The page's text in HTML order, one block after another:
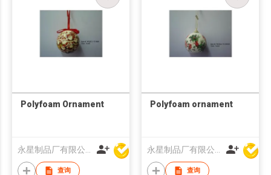
Polyfoam Ornament
查询
Polyfoam ornament
查询